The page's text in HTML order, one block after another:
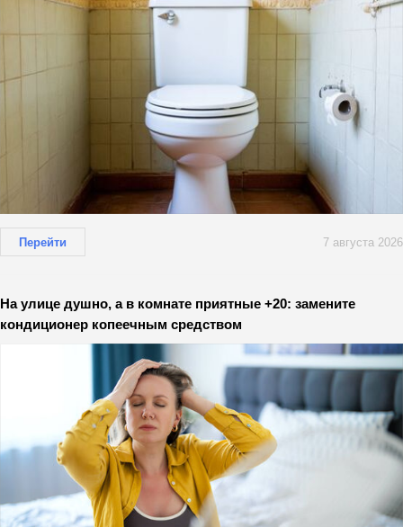
Перейти 7 августа 2026
На улице душно, а в комнате приятные +20: замените
кондиционер копеечным средством